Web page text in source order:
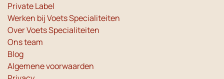
Private Label
Werken bij Voets Specialiteiten
Over Voets Specialiteiten
Ons team
Blog
Algemene voorwaarden